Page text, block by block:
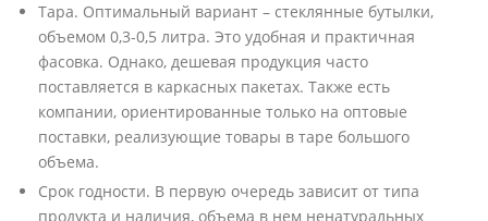
Тара. Оптимальный вариант – стеклянные бутылки,
объемом 0,3-0,5 литра. Это удобная и практичная
фасовка. Однако, дешевая продукция часто
поставляется в каркасных пакетах. Также есть
компании, ориентированные только на оптовые
поставки, реализующие товары в таре большого
объема.
Срок годности. В первую очередь зависит от типа
продукта и наличия, объема в нем ненатуральных